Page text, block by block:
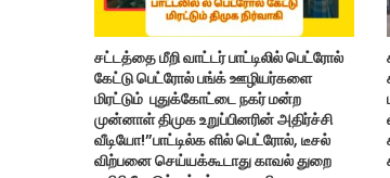
சட்டத்தை மீறி வாட்டர் பாட்டிலில் பெட்ரோல்
கேட்டு பெட்ரோல் பங்க் ஊழியர்களை
மிரட்டும் புதுக்கோட்டை நகர் மன்ற
முன்னாள் திமுக உறுப்பினரின் அதிர்ச்சி
வீடியோ!”பாட்டில்க ளில் பெட்ரோல், டீசல்
விற்பனை செய்யக்கூடாது காவல் துறை